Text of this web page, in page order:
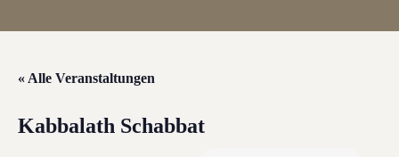
« Alle Veranstaltungen
Kabbalath Schabbat